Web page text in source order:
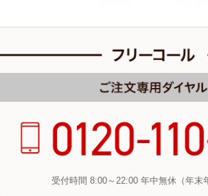
受付時間 8:00～22:00 年中無休（年末